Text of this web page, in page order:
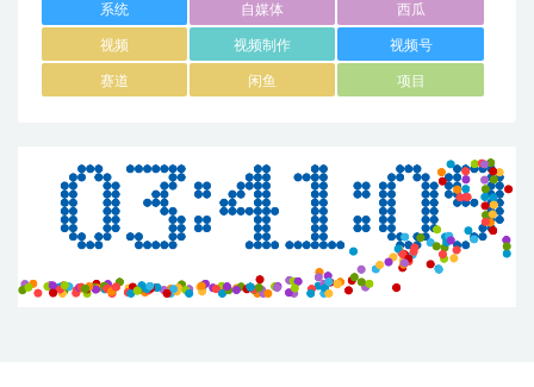
系统 自媒体 西瓜
视频 视频制作 视频号
赛道 闲鱼 项目